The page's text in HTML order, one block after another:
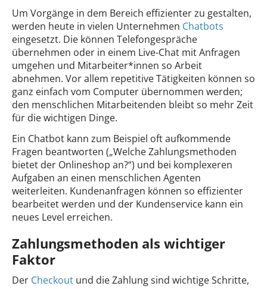
Um Vorgänge in dem Bereich effizienter zu gestalten,
werden heute in vielen Unternehmen Chatbots
eingesetzt. Die können Telefongespräche
übernehmen oder in einem Live-Chat mit Anfragen
umgehen und Mitarbeiter*innen so Arbeit
abnehmen. Vor allem repetitive Tätigkeiten können so
ganz einfach vom Computer übernommen werden;
den menschlichen Mitarbeitenden bleibt so mehr Zeit
für die wichtigen Dinge.
Ein Chatbot kann zum Beispiel oft aufkommende
Fragen beantworten („Welche Zahlungsmethoden
bietet der Onlineshop an?“) und bei komplexeren
Aufgaben an einen menschlichen Agenten
weiterleiten. Kundenanfragen können so effizienter
bearbeitet werden und der Kundenservice kann ein
neues Level erreichen.
Zahlungsmethoden als wichtiger
Faktor
Der Checkout und die Zahlung sind wichtige Schritte,